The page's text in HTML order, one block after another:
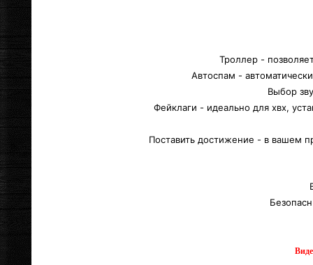
Троллер -
Автоспам -
Выбор
Фейклаги - идеально для хвх,
Поставить достижение - в вашем